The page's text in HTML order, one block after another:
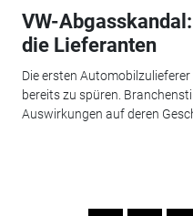
VW-
die Lieferanten
Die ersten
bereits zu spüren.
Auswirkungen auf deren